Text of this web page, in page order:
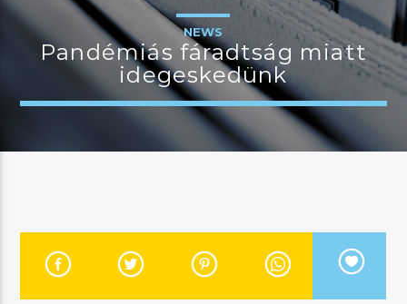
JELENLEGI MŰSOR
MANNA DÉLELŐTT
NEWS
Pandémiás fáradtság miatt
idegeskedünk